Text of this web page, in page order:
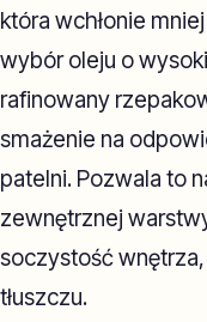
która wchłonie
wybór oleju o
rafinowany
smażenie na
patelni. Pozwala to
zewnętrznej
soczystość wnętrza,
tłuszczu.